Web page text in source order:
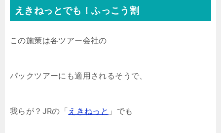
えきねっとでも！ふっこう割
この施策は各ツアー会社の
パックツアーにも適用されるそうで、
我らが？JRの「 えきねっと 」でも